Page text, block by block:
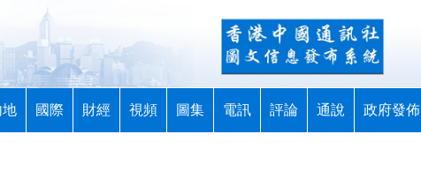
地 國際 財經 視頻 圖集 電訊 評論 通說 政府發佈